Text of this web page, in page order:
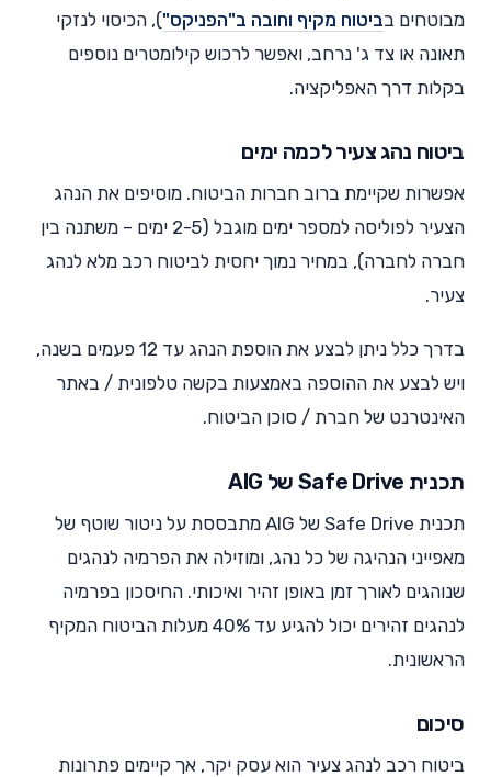
מבוטחים בביטוח מקיף וחובה ב"הפניקס"), הכיסוי לנזקי
תאונה או צד ג' נרחב, ואפשר לרכוש קילומטרים נוספים
בקלות דרך האפליקציה.
ביטוח נהג צעיר לכמה ימים
אפשרות שקיימת ברוב חברות הביטוח. מוסיפים את הנהג
הצעיר לפוליסה למספר ימים מוגבל (2-5 ימים – משתנה בין
חברה לחברה), במחיר נמוך יחסית לביטוח רכב מלא לנהג
צעיר.
בדרך כלל ניתן לבצע את הוספת הנהג עד 12 פעמים בשנה,
ויש לבצע את ההוספה באמצעות בקשה טלפונית / באתר
האינטרנט של חברת / סוכן הביטוח.
תכנית Safe Drive של AIG
תכנית Safe Drive של AIG מתבססת על ניטור שוטף של
מאפייני הנהיגה של כל נהג, ומוזילה את הפרמיה לנהגים
שנוהגים לאורך זמן באופן זהיר ואיכותי. החיסכון בפרמיה
לנהגים זהירים יכול להגיע עד 40% מעלות הביטוח המקיף
הראשונית.
סיכום
ביטוח רכב לנהג צעיר הוא עסק יקר, אך קיימים פתרונות